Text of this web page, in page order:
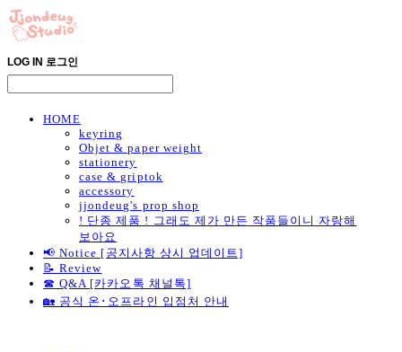
LOG IN 로그인
HOME
keyring
Objet & paper weight
stationery
case & griptok
accessory
jjondeug's prop shop
! 단종 제품 ! 그래도 제가 만든 작품들이니 자랑해
보아요
📢 Notice [공지사항 상시 업데이트]
📝 Review
☎ Q&A [카카오톡 채널톡]
🏡 공식 온･오프라인 입점처 안내